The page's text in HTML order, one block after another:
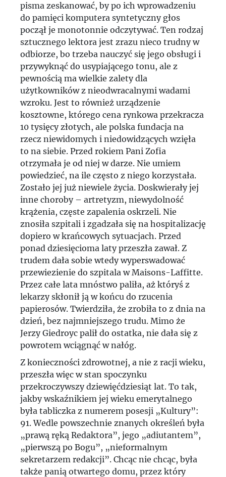
pisma zeskanować, by po ich wprowadzeniu
do pamięci komputera syntetyczny głos
począł je monotonnie odczytywać. Ten rodzaj
sztucznego lektora jest zrazu nieco trudny w
odbiorze, bo trzeba nauczyć się jego obsługi i
przywyknąć do usypiającego tonu, ale z
pewnością ma wielkie zalety dla
użytkowników z nieodwracalnymi wadami
wzroku. Jest to również urządzenie
kosztowne, którego cena rynkowa przekracza
10 tysięcy złotych, ale polska fundacja na
rzecz niewidomych i niedowidzących wzięła
to na siebie. Przed rokiem Pani Zofia
otrzymała je od niej w darze. Nie umiem
powiedzieć, na ile często z niego korzystała.
Zostało jej już niewiele życia. Doskwierały jej
inne choroby – artretyzm, niewydolność
krążenia, częste zapalenia oskrzeli. Nie
znosiła szpitali i zgadzała się na hospitalizację
dopiero w krańcowych sytuacjach. Przed
ponad dziesięcioma laty przeszła zawał. Z
trudem dała sobie wtedy wyperswadować
przewiezienie do szpitala w Maisons-Laffitte.
Przez całe lata mnóstwo paliła, aż któryś z
lekarzy skłonił ją w końcu do rzucenia
papierosów. Twierdziła, że zrobiła to z dnia na
dzień, bez najmniejszego trudu. Mimo że
Jerzy Giedroyc palił do ostatka, nie dała się z
powrotem wciągnąć w nałóg.
Z konieczności zdrowotnej, a nie z racji wieku,
przeszła więc w stan spoczynku
przekroczywszy dziewięćdziesiąt lat. To tak,
jakby wskaźnikiem jej wieku emerytalnego
była tabliczka z numerem posesji „Kultury”:
91. Wedle powszechnie znanych określeń była
„prawą ręką Redaktora”, jego „adiutantem”,
„pierwszą po Bogu”, „nieformalnym
sekretarzem redakcji”. Chcąc nie chcąc, była
także panią otwartego domu, przez który